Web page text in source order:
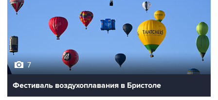
7
Фестиваль воздухоплавания в Бристоле